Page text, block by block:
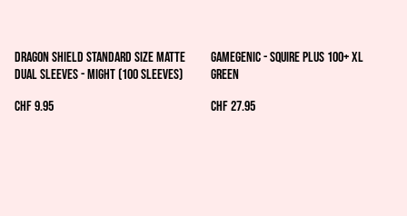
Dragon Shield Standard size Matte
Dual Sleeves - Might (100 Sleeves)
CHF 9.95
GAMEGENIC - SQUIRE PLUS 100+ XL
GREEN
CHF 27.95